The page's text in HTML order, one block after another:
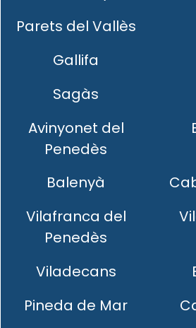
Parets del Vallès
Gallifa
Sagàs
Avinyonet del
Penedès
Balenyà
Vilafranca del
Penedès
Viladecans
Pineda de Mar